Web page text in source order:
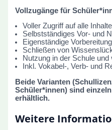
Vollzugänge für
Voller Zugriff auf alle
Selbstständiges Vor- und
Eigenständige
Schließen von
Nutzung in der Schule
Inkl. Vokabel-, Verb- und
Beide Varianten
Schüler*innen) sind
erhältlich.
Weitere